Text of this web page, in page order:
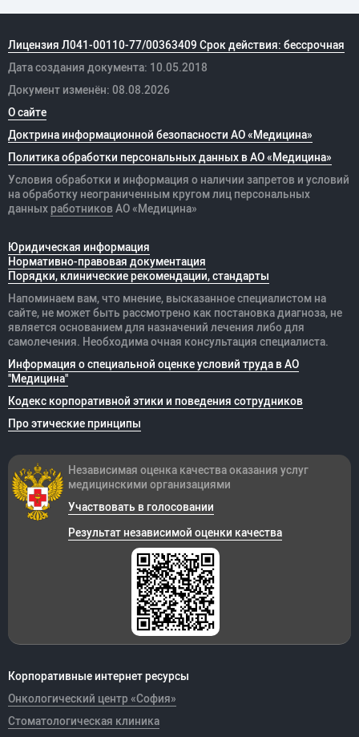
Лицензия Л041-00110-77/00363409 Срок действия: бессрочная
Дата создания документа: 10.05.2018
Документ изменён: 08.08.2026
О сайте
Доктрина информационной безопасности АО «Медицина»
Политика обработки персональных данных в АО «Медицина»
Условия обработки и информация о наличии запретов и условий
на обработку неограниченным кругом лиц персональных
данных работников АО «Медицина»
Юридическая информация
Нормативно-правовая документация
Порядки, клинические рекомендации, стандарты
Напоминаем вам, что мнение, высказанное специалистом на
сайте, не может быть рассмотрено как постановка диагноза, не
является основанием для назначений лечения либо для
самолечения. Необходима очная консультация специалиста.
Информация о специальной оценке условий труда в АО
"Медицина"
Кодекс корпоративной этики и поведения сотрудников
Про этические принципы
Корпоративные интернет ресурсы
Онкологический центр «София»
Стоматологическая клиника
Независимая оценка качества оказания услуг
медицинскими организациями
Участвовать в голосовании
Результат независимой оценки качества